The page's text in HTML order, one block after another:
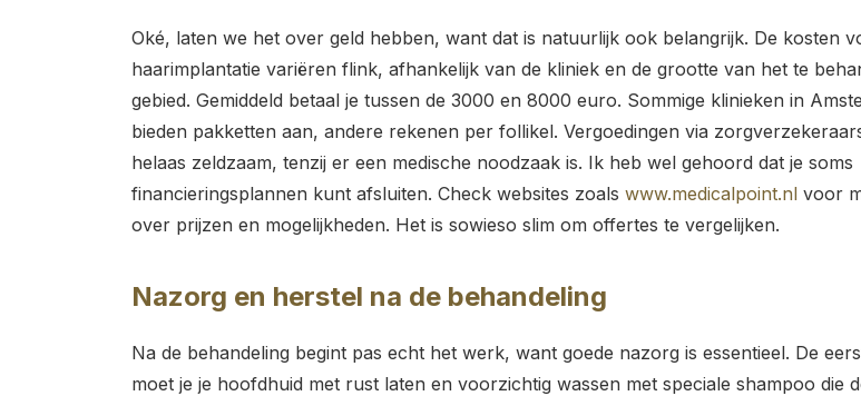
Oké, laten we het over geld hebben, want dat is natuurlijk ook belangrijk. De kosten
haarimplantatie variëren flink, afhankelijk van de kliniek en de grootte van het te
gebied. Gemiddeld betaal je tussen de 3000 en 8000 euro. Sommige klinieken in
bieden pakketten aan, andere rekenen per follikel. Vergoedingen via
helaas zeldzaam, tenzij er een medische noodzaak is. Ik heb wel gehoord dat je soms
financieringsplannen kunt afsluiten. Check websites zoals www.medicalpoint.nlvoor
over prijzen en mogelijkheden. Het is sowieso slim om offertes te vergelijken.
Nazorg en herstel na de behandeling
Na de behandeling begint pas echt het werk, want goede nazorg is essentieel. De
moet je je hoofdhuid met rust laten en voorzichtig wassen met speciale shampoo die